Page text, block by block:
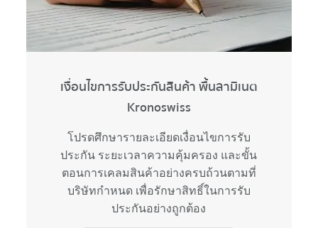
เงื่อนไขการรับประกันสินค้า พื้นลามิเนต
Kronoswiss
โปรดศึกษารายละเอียดเงื่อนไขการรับ
ประกัน ระยะเวลาความคุ้มครอง และขั้น
ตอนการเคลมสินค้าอย่างครบถ้วนตามที่
บริษัทกำหนด เพื่อรักษาสิทธิ์ในการรับ
ประกันอย่างถูกต้อง